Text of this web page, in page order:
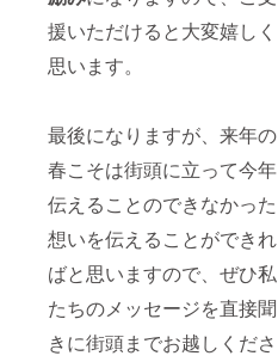
援いただけると大変嬉しく
思います。
最後になりますが、来年の
春こそは街頭に立って今年
伝えることのできなかった
想いを伝えることができれ
ばと思いますので、ぜひ私
たちのメッセージを直接聞
きに街頭までお越しくださ